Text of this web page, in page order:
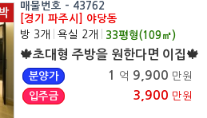
매물번호 - 43762
[경기 파주시] 야당동
방 3개
욕실 2개 33평형(109㎡)
🍁초대형 주방을 원한다면 이집🍁
분양가 1 억 9,900 만원
입주금
3,900 만원